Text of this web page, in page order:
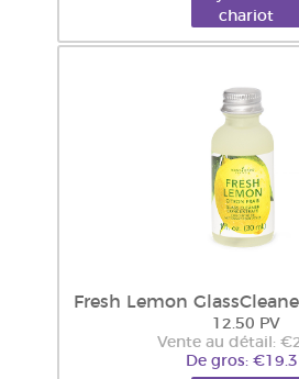
chariot
Fresh Lemon
12.50 PV
Vente au détail:
De gros: €19.31